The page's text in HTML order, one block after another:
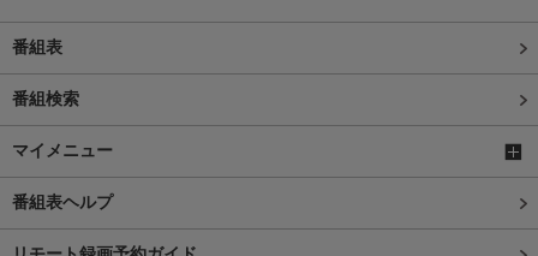
番組表
番組検索
マイメニュー
番組表ヘルプ